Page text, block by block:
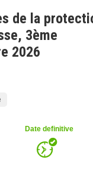
de la
3ème
2026
Date definitive